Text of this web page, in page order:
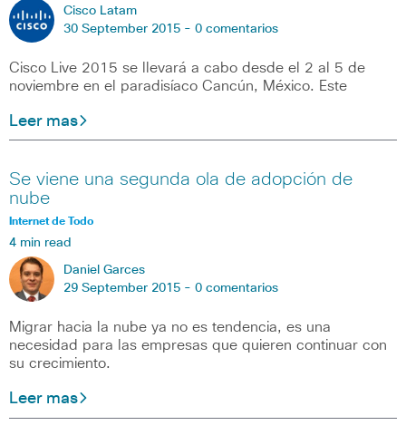
Cisco Latam
30 September 2015 - 0 comentarios
Cisco Live 2015 se llevará a cabo desde el 2 al 5 de
noviembre en el paradisíaco Cancún, México. Este
Leer mas
Se viene una segunda ola de adopción de
nube
Internet de Todo
4 min read
Daniel Garces
29 September 2015 - 0 comentarios
Migrar hacia la nube ya no es tendencia, es una
necesidad para las empresas que quieren continuar con
su crecimiento.
Leer mas